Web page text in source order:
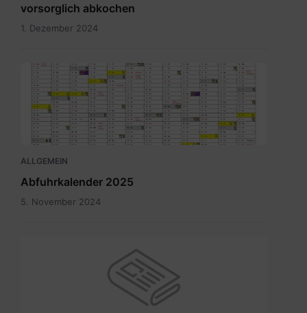
vorsorglich abkochen
1. Dezember 2024
Abfuhrkalender
2025.pdf
ALLGEMEIN
Abfuhrkalender 2025
5. November 2024